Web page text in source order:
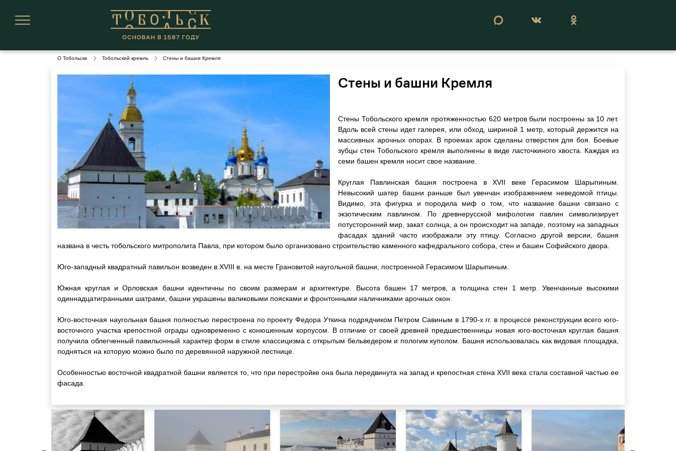
О Тобольске Тобольский кремль Стены и башни Кремля
Стены и башни Кремля
Стены Тобольского кремля протяженностью 620 метров были построены за 10 лет.
Вдоль всей стены идет галерея, или обход, шириной 1 метр, который держится на
массивных арочных опорах. В проемах арок сделаны отверстия для боя. Боевые
зубцы стен Тобольского кремля выполнены в виде ласточкиного хвоста. Каждая из
семи башен кремля носит свое название.
Круглая Павлинская башня построена в XVII веке Герасимом Шарыпиным.
Невысокий шатер башни раньше был увенчан изображением неведомой птицы.
Видимо, эта фигурка и породила миф о том, что название башни связано с
экзотическим павлином. По древнерусской мифологии павлин символизирует
потусторонний мир, закат солнца, а он происходит на западе, поэтому на западных
фасадах зданий часто изображали эту птицу. Согласно другой версии, башня
названа в честь тобольского митрополита Павла, при котором было организовано строительство каменного кафедрального собора, стен и башен Софийского двора.
Юго-западный квадратный павильон возведен в XVIII в. на месте Грановитой наугольной башни, построенной Герасимом Шарыпиным.
Южная круглая и Орловская башни идентичны по своим размерам и архитектуре. Высота башен 17 метров, а толщина стен 1 метр. Увенчанные высокими
одиннадцатигранными шатрами, башни украшены валиковыми поясками и фронтонными наличниками арочных окон.
Юго-восточная наугольная башня полностью перестроена по проекту Федора Уткина подрядчиком Петром Савиным в 1790-х гг. в процессе реконструкции всего юго-
восточного участка крепостной ограды одновременно с конюшенным корпусом. В отличие от своей древней предшественницы новая юго-восточная круглая башня
получила облегченный павильонный характер форм в стиле классицизма с открытым бельведером и пологим куполом. Башня использовалась как видовая площадка,
подняться на которую можно было по деревянной наружной лестнице.
Особенностью восточной квадратной башни является то, что при перестройке она была передвинута на запад и крепостная стена XVII века стала составной частью ее
фасада.